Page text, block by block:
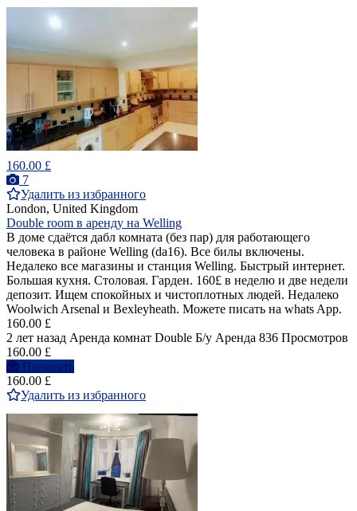
160.00 £
7
Удалить из избранного
London, United Kingdom
Double room в аренду на Welling
В доме сдаётся дабл комната (без пар) для работающего
человека в районе Welling (da16). Все билы включены.
Недалеко все магазины и станция Welling. Быстрый интернет.
Большая кухня. Столовая. Гарден. 160£ в неделю и две недели
депозит. Ищем спокойных и чистоплотных людей. Недалеко
Woolwich Arsenal и Bexleyheath. Можете писать на whats App.
160.00 £
2 лет назад Аренда комнат Double Б/у Аренда 836 Просмотров
160.00 £
Написать
160.00 £
Удалить из избранного